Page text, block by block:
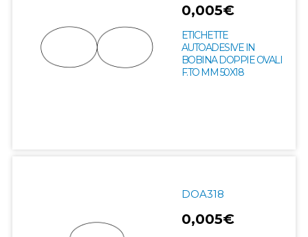
0,005€
ETICHETTE
AUTOADESIVE IN
BOBINA DOPPIE OVALI
F.TO MM 50X18
DOA318
0,005€